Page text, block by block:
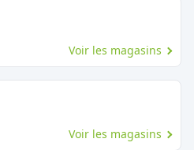
Voir les magasins
Voir les magasins